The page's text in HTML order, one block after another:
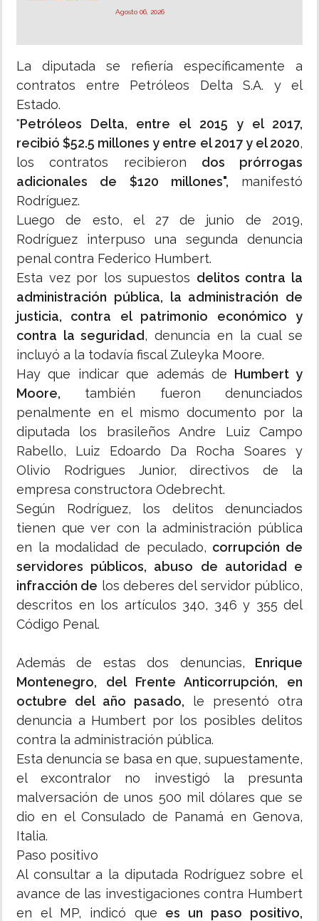
Agosto 06, 2026
La diputada se refiería específicamente a
contratos entre Petróleos Delta S.A. y el
Estado.
"Petróleos Delta, entre el 2015 y el 2017,
recibió $52.5 millones y entre el 2017 y el 2020,
los contratos recibieron dos prórrogas
adicionales de $120 millones", manifestó
Rodríguez.
Luego de esto, el 27 de junio de 2019,
Rodríguez interpuso una segunda denuncia
penal contra Federico Humbert.
Esta vez por los supuestos delitos contra la
administración pública, la administración de
justicia, contra el patrimonio económico y
contra la seguridad, denuncia en la cual se
incluyó a la todavía fiscal Zuleyka Moore.
Hay que indicar que además de Humbert y
Moore, también fueron denunciados
penalmente en el mismo documento por la
diputada los brasileños Andre Luiz Campo
Rabello, Luiz Edoardo Da Rocha Soares y
Olivio Rodrigues Junior, directivos de la
empresa constructora Odebrecht.
Según Rodríguez, los delitos denunciados
tienen que ver con la administración pública
en la modalidad de peculado, corrupción de
servidores públicos, abuso de autoridad e
infracción de los deberes del servidor público,
descritos en los artículos 340, 346 y 355 del
Código Penal.
Además de estas dos denuncias, Enrique
Montenegro, del Frente Anticorrupción, en
octubre del año pasado, le presentó otra
denuncia a Humbert por los posibles delitos
contra la administración pública.
Esta denuncia se basa en que, supuestamente,
el excontralor no investigó la presunta
malversación de unos 500 mil dólares que se
dio en el Consulado de Panamá en Genova,
Italia.
Paso positivo
Al consultar a la diputada Rodríguez sobre el
avance de las investigaciones contra Humbert
en el MP, indicó que es un paso positivo,